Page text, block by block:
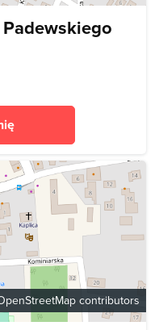
contributors